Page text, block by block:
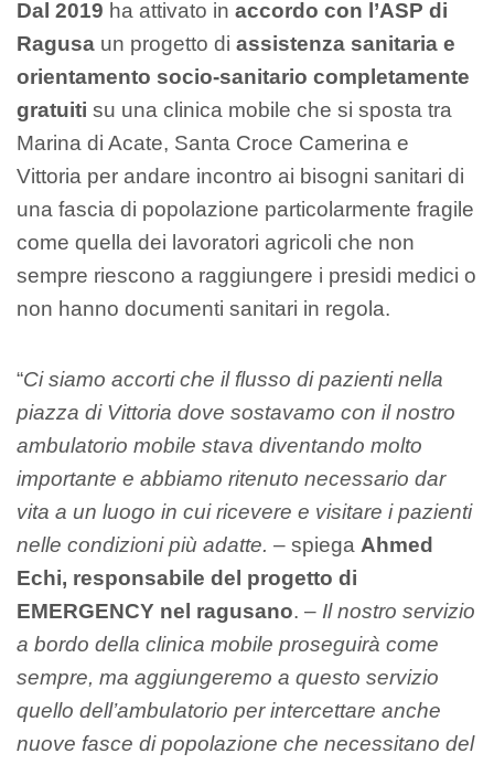
Dal 2019 ha attivato in accordo con l’ASP di
Ragusa un progetto di assistenza sanitaria e
orientamento socio-sanitario completamente
gratuiti su una clinica mobile che si sposta tra
Marina di Acate, Santa Croce Camerina e
Vittoria per andare incontro ai bisogni sanitari di
una fascia di popolazione particolarmente fragile
come quella dei lavoratori agricoli che non
sempre riescono a raggiungere i presidi medici o
non hanno documenti sanitari in regola.
“Ci siamo accorti che il flusso di pazienti nella
piazza di Vittoria dove sostavamo con il nostro
ambulatorio mobile stava diventando molto
importante e abbiamo ritenuto necessario dar
vita a un luogo in cui ricevere e visitare i pazienti
nelle condizioni più adatte. – spiega Ahmed
Echi, responsabile del progetto di
EMERGENCY nel ragusano. – Il nostro servizio
a bordo della clinica mobile proseguirà come
sempre, ma aggiungeremo a questo servizio
quello dell’ambulatorio per intercettare anche
nuove fasce di popolazione che necessitano del